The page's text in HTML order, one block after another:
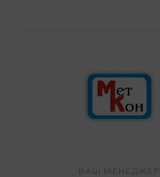
ВАШ МЕНЕДЖЕР